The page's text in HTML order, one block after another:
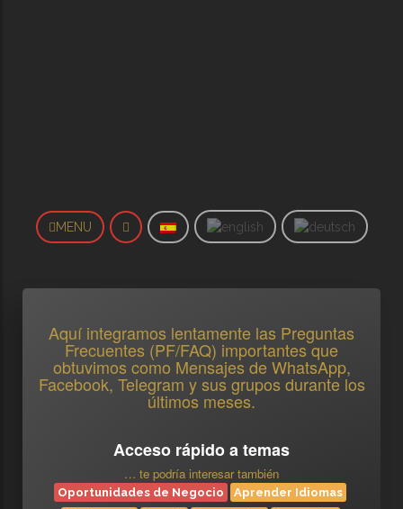
MENU
Aquí integramos lentamente las Preguntas
Frecuentes (PF/FAQ) importantes que
obtuvimos como Mensajes de WhatsApp,
Facebook, Telegram y sus grupos durante los
últimos meses.
Acceso rápido a temas
… te podría interesar también
Oportunidades de Negocio
Aprender Idiomas